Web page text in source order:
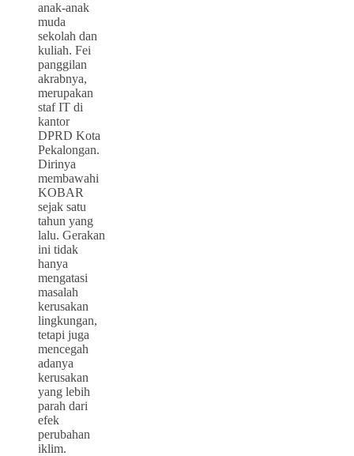
anak-anak
muda
sekolah dan
kuliah. Fei
panggilan
akrabnya,
merupakan
staf IT di
kantor
DPRD Kota
Pekalongan.
Dirinya
membawahi
KOBAR
sejak satu
tahun yang
lalu. Gerakan
ini tidak
hanya
mengatasi
masalah
kerusakan
lingkungan,
tetapi juga
mencegah
adanya
kerusakan
yang lebih
parah dari
efek
perubahan
iklim.